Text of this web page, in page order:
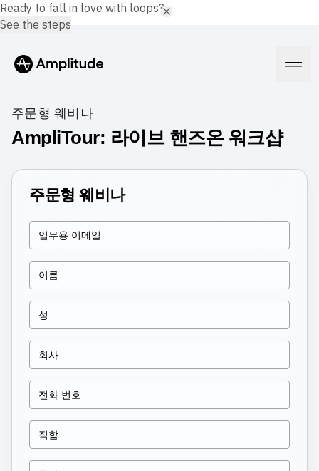
AI
AI Agents
AI Feedback
Agent Analytics
Early Access Program
Product Analytics
Marketing Analytics
Session Replay
Heatmaps
Zoning Insights
Action
Guides and Surveys
Web Experimentation
Feature Management
Activation
Solutions
Industry
Financial Services
B2B
Healthcare
Ecommerce
Use Case
Acquisition
Retention
Monetization
Team
Product
Data
Resources
Blog
Compare
Glossary
Explore Hub
Connect
Community
Events
Customers
Support & Services
Pricing
Login Sign Up
주문형 웨비나
AmpliTour: 라이브 핸즈온 워크샵
주문형 웨비나
Ready to fall in love with loops?
See the steps